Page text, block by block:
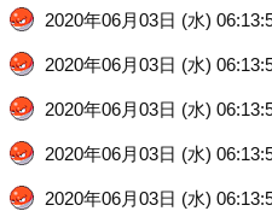
2020年06月03日 (水)
2020年06月03日 (水)
2020年06月03日 (水)
2020年06月03日 (水)
2020年06月03日 (水)